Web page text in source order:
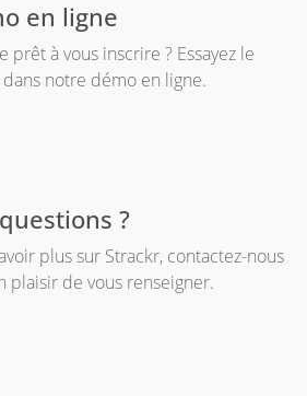
en ligne
prêt à vous inscrire ? Essayez le
notre démo en ligne.
?
plus sur Strackr, contactez-nous
plaisir de vous renseigner.